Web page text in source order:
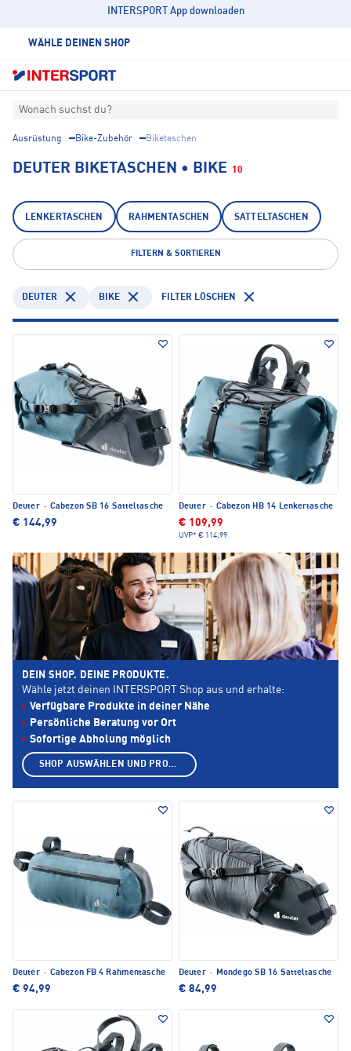
INTERSPORT App downloaden
WÄHLE DEINEN SHOP
Wonach suchst du?
Ausrüstung Bike-Zubehör Biketaschen
DEUTER BIKETASCHEN • BIKE 10
LENKERTASCHEN RAHMENTASCHEN SATTELTASCHEN
FILTERN & SORTIEREN
DEUTER BIKE FILTER LÖSCHEN
Deuter · Cabezon SB 16 Satteltasche
€ 144,99
Deuter · Cabezon HB 14 Lenkertasche
€ 109,99
UVP* € 114,99
Deuter · Cabezon FB 4 Rahmentasche
€ 94,99
Deuter · Mondego SB 16 Satteltasche
€ 84,99
DEIN SHOP. DEINE PRODUKTE.
Wähle jetzt deinen INTERSPORT Shop aus und erhalte:
Verfügbare Produkte in deiner Nähe
Persönliche Beratung vor Ort
Sofortige Abholung möglich
SHOP AUSWÄHLEN UND PRODUKTE ANZEIGEN